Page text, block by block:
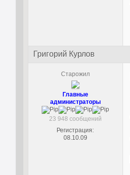
Григорий Курлов
Старожил
Главные
администраторы
23 948 сообщений
Регистрация:
08.10.09